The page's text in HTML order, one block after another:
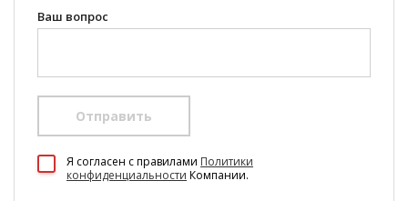
Ваш вопрос
Отправить
Я согласен c правилами Политики
конфиденциальности Компании.